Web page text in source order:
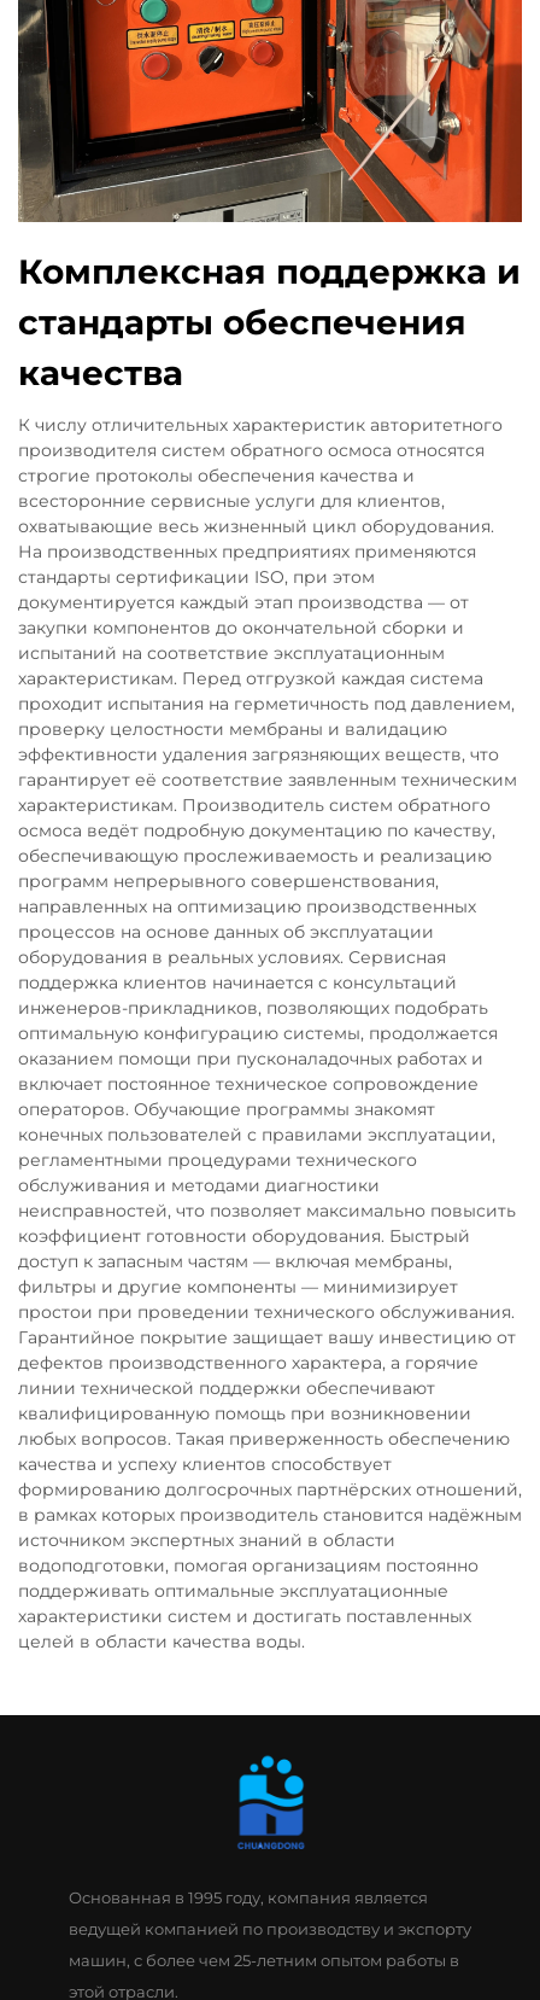
Комплексная поддержка и
стандарты обеспечения
качества
К числу отличительных характеристик авторитетного
производителя систем обратного осмоса относятся
строгие протоколы обеспечения качества и
всесторонние сервисные услуги для клиентов,
охватывающие весь жизненный цикл оборудования.
На производственных предприятиях применяются
стандарты сертификации ISO, при этом
документируется каждый этап производства — от
закупки компонентов до окончательной сборки и
испытаний на соответствие эксплуатационным
характеристикам. Перед отгрузкой каждая система
проходит испытания на герметичность под давлением,
проверку целостности мембраны и валидацию
эффективности удаления загрязняющих веществ, что
гарантирует её соответствие заявленным техническим
характеристикам. Производитель систем обратного
осмоса ведёт подробную документацию по качеству,
обеспечивающую прослеживаемость и реализацию
программ непрерывного совершенствования,
направленных на оптимизацию производственных
процессов на основе данных об эксплуатации
оборудования в реальных условиях. Сервисная
поддержка клиентов начинается с консультаций
инженеров-прикладников, позволяющих подобрать
оптимальную конфигурацию системы, продолжается
оказанием помощи при пусконаладочных работах и
включает постоянное техническое сопровождение
операторов. Обучающие программы знакомят
конечных пользователей с правилами эксплуатации,
регламентными процедурами технического
обслуживания и методами диагностики
неисправностей, что позволяет максимально повысить
коэффициент готовности оборудования. Быстрый
доступ к запасным частям — включая мембраны,
фильтры и другие компоненты — минимизирует
простои при проведении технического обслуживания.
Гарантийное покрытие защищает вашу инвестицию от
дефектов производственного характера, а горячие
линии технической поддержки обеспечивают
квалифицированную помощь при возникновении
любых вопросов. Такая приверженность обеспечению
качества и успеху клиентов способствует
формированию долгосрочных партнёрских отношений,
в рамках которых производитель становится надёжным
источником экспертных знаний в области
водоподготовки, помогая организациям постоянно
поддерживать оптимальные эксплуатационные
характеристики систем и достигать поставленных
целей в области качества воды.
Основанная в 1995 году, компания является
ведущей компанией по производству и экспорту
машин, с более чем 25-летним опытом работы в
этой отрасли.